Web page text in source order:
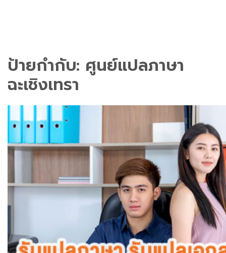
ป้ายกำกับ: ศูนย์แปลภาษา
ฉะเชิงเทรา